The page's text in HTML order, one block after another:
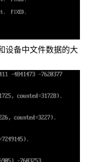
设备中文件数据的大